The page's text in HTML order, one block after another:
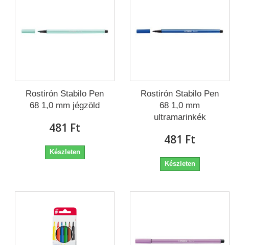
Rostirón Stabilo Pen
68 1,0 mm jégzöld
481 Ft‎
Készleten
Rostirón Stabilo Pen
68 1,0 mm
ultramarinkék
481 Ft‎
Készleten